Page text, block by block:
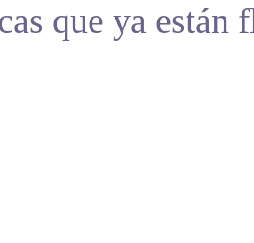
que ya están